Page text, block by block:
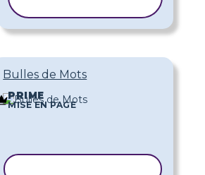
Bulles de Mots
PRIME
MISE EN PAGE